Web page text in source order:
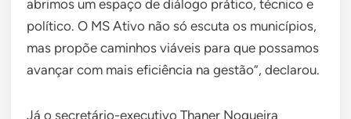
abrimos um espaço de diálogo prático, técnico e
político. O MS Ativo não só escuta os municípios,
mas propõe caminhos viáveis para que possamos
avançar com mais eficiência na gestão”, declarou.
Já o secretário-executivo Thaner Nogueira